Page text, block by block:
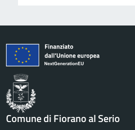
Comune di Fiorano al Serio